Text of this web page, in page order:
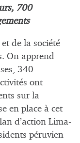
700
de la société
On apprend
340
ont
sur la
en place à cet
d’action Lima-
péruvien